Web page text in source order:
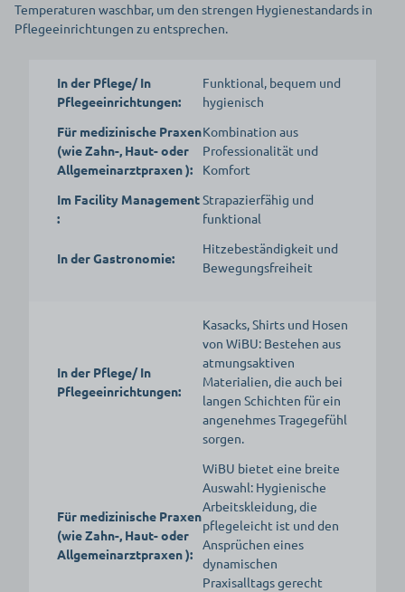
Temperaturen waschbar, um den strengen Hygienestandards in
Pflegeeinrichtungen zu entsprechen.
In der Pflege/ In
Pflegeeinrichtungen:
Funktional, bequem und
hygienisch
Für medizinische Praxen
(wie Zahn-, Haut- oder
Allgemeinarztpraxen ):
Kombination aus
Professionalität und
Komfort
Im Facility Management
:
Strapazierfähig und
funktional
In der Gastronomie:
Hitzebeständigkeit und
Bewegungsfreiheit
In der Pflege/ In
Pflegeeinrichtungen:
Kasacks, Shirts und Hosen
von WiBU: Bestehen aus
atmungsaktiven
Materialien, die auch bei
langen Schichten für ein
angenehmes Tragegefühl
sorgen.
Für medizinische Praxen
(wie Zahn-, Haut- oder
Allgemeinarztpraxen ):
WiBU bietet eine breite
Auswahl: Hygienische
Arbeitskleidung, die
pflegeleicht ist und den
Ansprüchen eines
dynamischen
Praxisalltags gerecht